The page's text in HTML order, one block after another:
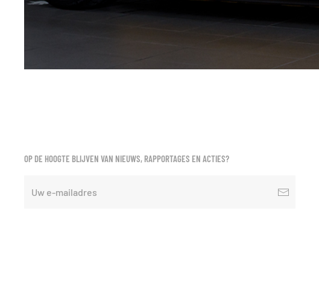
OP DE HOOGTE BLIJVEN VAN NIEUWS, RAPPORTAGES EN ACTIES?